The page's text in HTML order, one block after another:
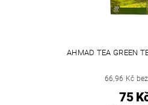
AHMAD TEA GREEN
66,96 Kč
75